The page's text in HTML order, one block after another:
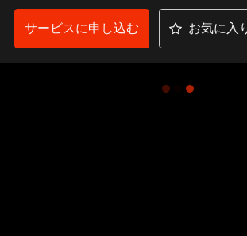
そこで思いがけない事件に遭遇する。
サービスに申し込む お気に入